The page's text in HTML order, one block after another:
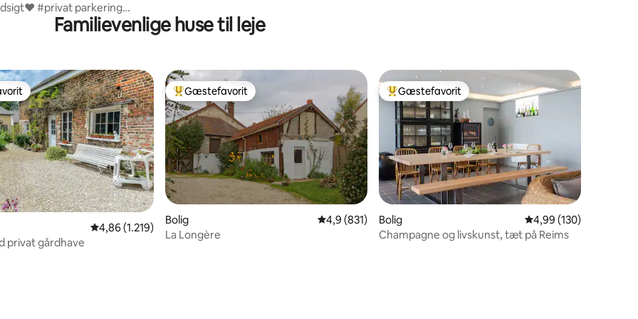
#privat parkering
Familievenlige huse til leje
4,86 ud af 5 i gennemsnitlig bedømmelse, 1.219 omtaler
4,86 (1.219)
privat gårdhave
Bedste gæstefavorit
Gæstefavorit
Bolig 4,9 ud af 5 i gennemsnitlig bedømmelse, 831 omtaler
4,9 (831)
La Longère
Bedste gæstefavorit
Gæstefavorit
Bolig 4,99 ud af 5 i
4,99 (130)
Champagne og livskunst, tæt på Reims